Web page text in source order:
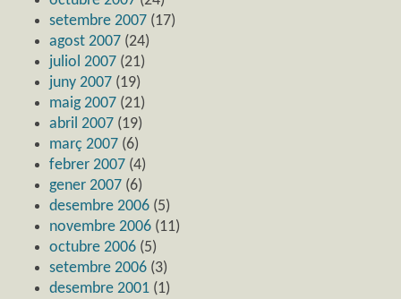
setembre 2007 (17)
agost 2007 (24)
juliol 2007 (21)
juny 2007 (19)
maig 2007 (21)
abril 2007 (19)
març 2007 (6)
febrer 2007 (4)
gener 2007 (6)
desembre 2006 (5)
novembre 2006 (11)
octubre 2006 (5)
setembre 2006 (3)
desembre 2001 (1)